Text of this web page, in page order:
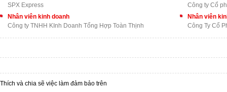
SPX Express
Công ty Cổ
Nhân viên kinh doanh
Công ty TNHH KInh Doanh Tổng Hợp Toàn Thịnh
Nhân viên
Công Ty Cổ
Thích và chia sẽ việc làm đảm bảo trên